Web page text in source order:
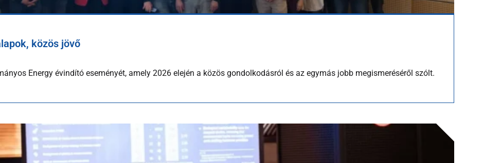
közös jövő
Energy évindító eseményét, amely 2026 elején a közös gondolkodásról és az egymás jobb megismeréséről szólt.